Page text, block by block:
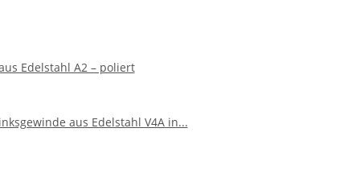
Edelstahl A2 – poliert